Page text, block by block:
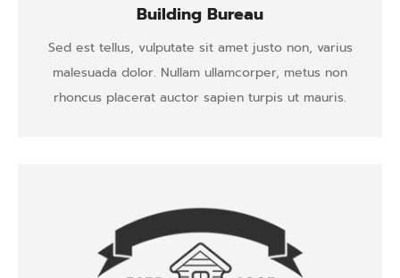
Building Bureau
Sed est tellus, vulputate sit amet justo non, varius
malesuada dolor. Nullam ullamcorper, metus non
rhoncus placerat auctor sapien turpis ut mauris.